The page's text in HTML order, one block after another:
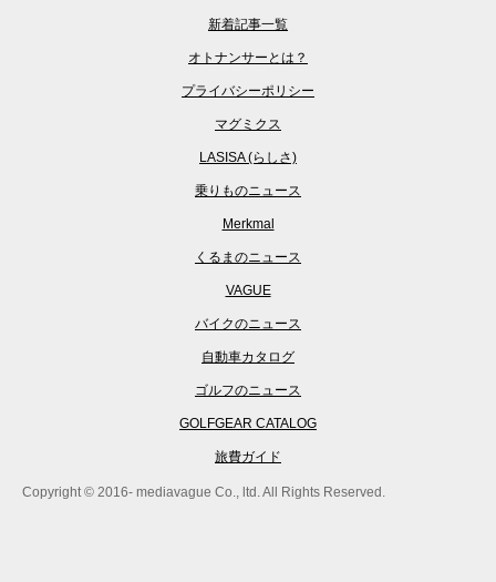
新着記事一覧
オトナンサーとは？
プライバシーポリシー
マグミクス
LASISA (らしさ)
乗りものニュース
Merkmal
くるまのニュース
VAGUE
バイクのニュース
自動車カタログ
ゴルフのニュース
GOLFGEAR CATALOG
旅費ガイド
Copyright © 2016- mediavague Co., ltd. All Rights Reserved.